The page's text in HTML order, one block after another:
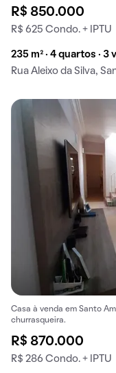
R$ 850.000
R$ 625 Condo. + IPTU
235 m² · 4 quartos · 3
Rua Aleixo da Silva,
Casa à venda em Santo
churrasqueira.
R$ 870.000
R$ 286 Condo. + IPTU